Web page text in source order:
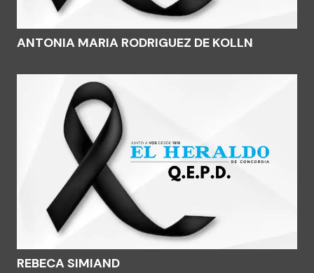
ANTONIA MARIA RODRIGUEZ DE KOLLN
REBECA SIMIAND